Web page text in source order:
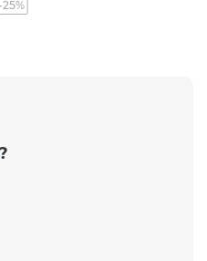
25%